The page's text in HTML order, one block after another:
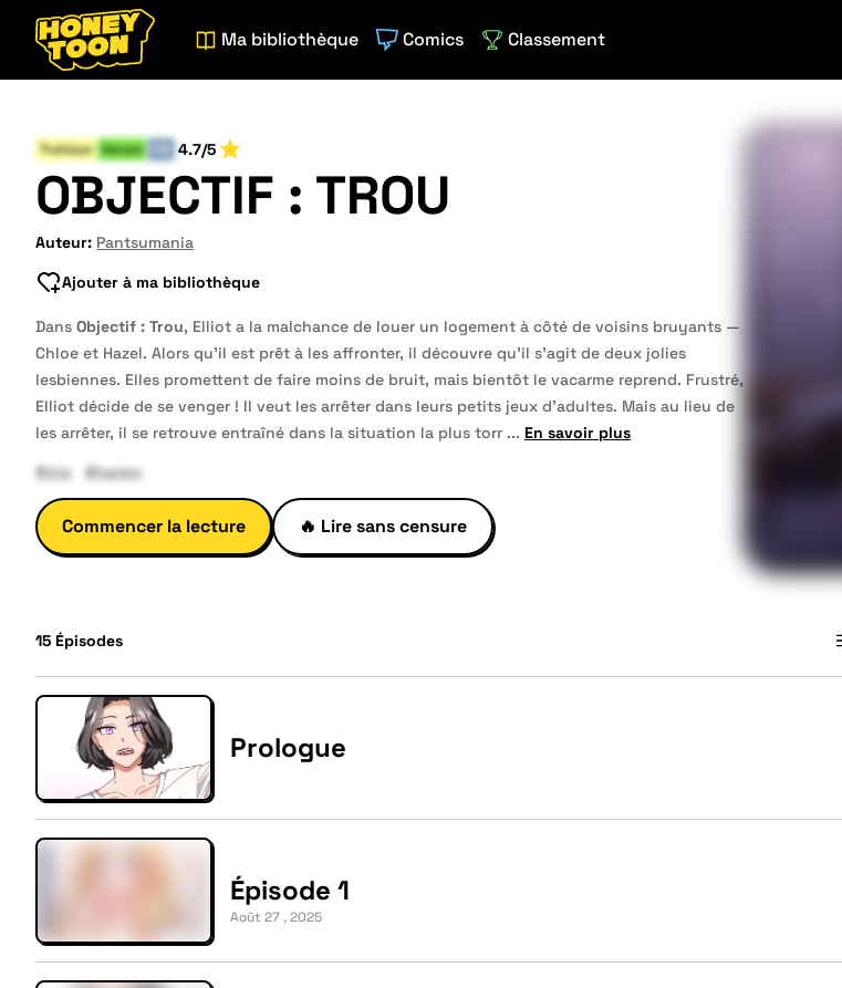
Ma bibliothèque Comics Classement
Trahison Harem 4.7/5
OBJECTIF : TROU
Auteur: Pantsumania
Ajouter à ma bibliothèque
Dans Objectif : Trou, Elliot a la malchance de louer un logement à côté de voisins bruyants —
Chloe et Hazel. Alors qu’il est prêt à les affronter, il découvre qu’il s’agit de deux jolies
lesbiennes. Elles promettent de faire moins de bruit, mais bientôt le vacarme reprend. Frustré,
Elliot décide de se venger ! Il veut les arrêter dans leurs petits jeux d’adultes. Mais au lieu de
les arrêter, il se retrouve entraîné dans la situation la plus torr ... En savoir plus
#trio
#harem
Commencer la lecture 🔥 Lire sans censure
15 Épisodes
Prologue
Épisode 1
Août 27 , 2025